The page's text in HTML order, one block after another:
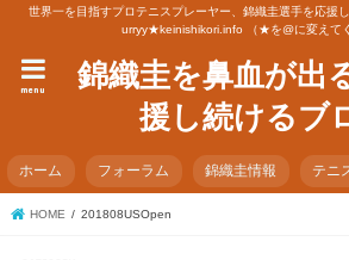
世界一を目指すプロテニスプレーヤー、錦織圭選手を応援
urryy★keinishikori.info （★を@に変えてく
錦織圭を鼻血が出
援し続けるブ
menu
ホーム フォーラム 錦織圭情報 テニ
HOME 201808USOpen